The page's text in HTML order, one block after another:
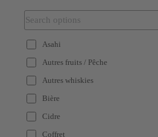
Nagano
Nara
Niigata
Okayama
Okinawa
Saitama
Tokyo
Asahi
Autres fruits / Pêche
Autres whiskies
Bière
Cidre
Coffret